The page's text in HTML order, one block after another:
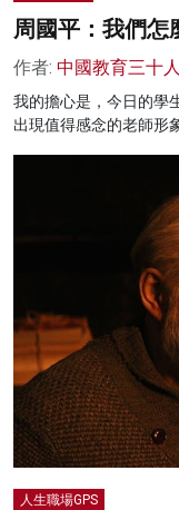
周國平：我們怎
作者: 中國教育三十
我的擔心是，今日的學
出現值得感念的老師形
人生職場GPS